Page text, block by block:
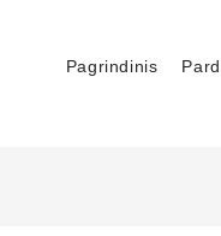
Pagrindinis